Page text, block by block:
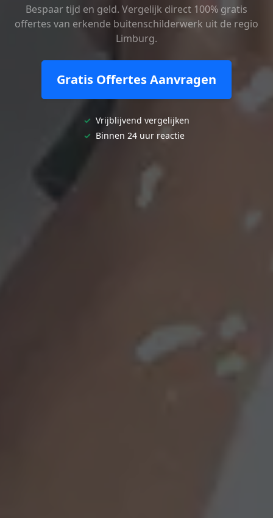
Bespaar tijd en geld. Vergelijk direct 100% gratis
offertes van erkende buitenschilderwerk uit de regio
Limburg.
Gratis Offertes Aanvragen
✓ Vrijblijvend vergelijken
✓ Binnen 24 uur reactie